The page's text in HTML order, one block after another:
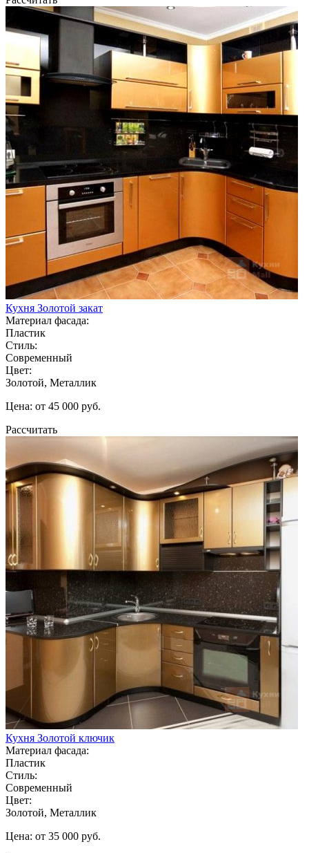
Кухня Золотой закат
Материал фасада:
Пластик
Стиль:
Современный
Цвет:
Золотой, Металлик
Цена: от 45 000 руб.
Рассчитать
Кухня Золотой ключик
Материал фасада:
Пластик
Стиль:
Современный
Цвет:
Золотой, Металлик
Цена: от 35 000 руб.